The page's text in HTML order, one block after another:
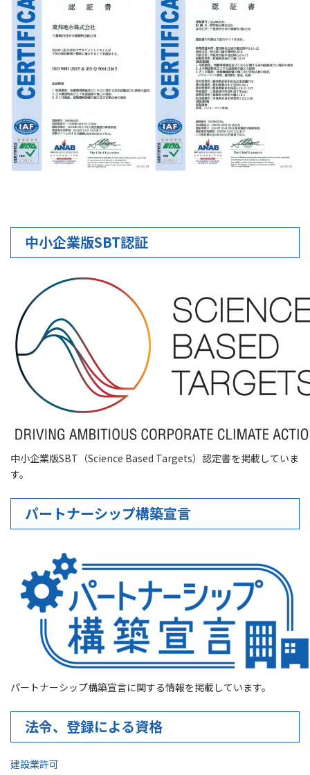
中小企業版SBT認証
中小企業版SBT（Science Based Targets）認定書を掲載していま
す。
パートナーシップ構築宣言
パートナーシップ構築宣言に関する情報を掲載しています。
法令、登録による資格
建設業許可